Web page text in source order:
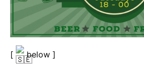
[
below ]